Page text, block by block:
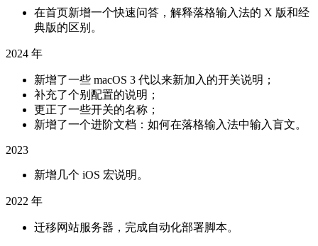
在首页新增一个快速问答，解释落格输入法的 X 版和经
典版的区别。
2024 年
新增了一些 macOS 3 代以来新加入的开关说明；
补充了个别配置的说明；
更正了一些开关的名称；
新增了一个进阶文档：如何在落格输入法中输入盲文。
2023
新增几个 iOS 宏说明。
2022 年
迁移网站服务器，完成自动化部署脚本。